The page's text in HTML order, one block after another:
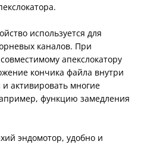
используется для
каналов. При
апекслокатору
кончика файла внутри
активировать многие
функцию замедления
эндомотор, удобно и